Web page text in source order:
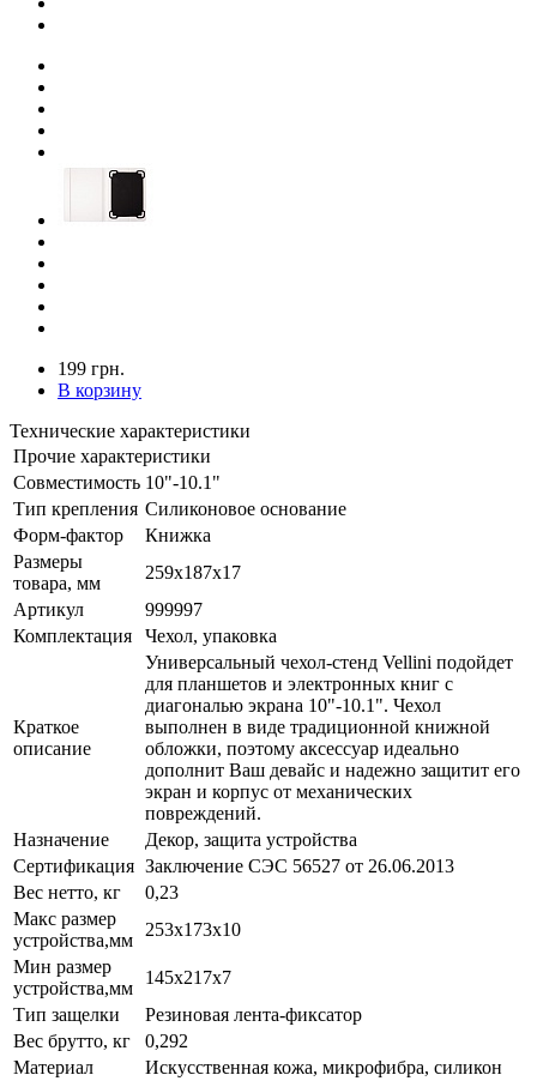
199 грн.
В корзину
Технические характеристики
Прочие характеристики
Совместимость 10"-10.1"
Тип крепления Силиконовое основание
Форм-фактор
Книжка
Размеры
товара, мм
259х187x17
Артикул
999997
Комплектация
Чехол, упаковка
Краткое
описание
Универсальный чехол-стенд Vellini подойдет
для планшетов и электронных книг с
диагональю экрана 10"-10.1". Чехол
выполнен в виде традиционной книжной
обложки, поэтому аксессуар идеально
дополнит Ваш девайс и надежно защитит его
экран и корпус от механических
повреждений.
Назначение
Декор, защита устройства
Сертификация Заключение СЭС 56527 от 26.06.2013
Вес нетто, кг
0,23
Макс размер
устройства,мм
253х173x10
Мин размер
устройства,мм
145x217x7
Тип защелки
Резиновая лента-фиксатор
Вес брутто, кг
0,292
Материал
Искусственная кожа, микрофибра, силикон